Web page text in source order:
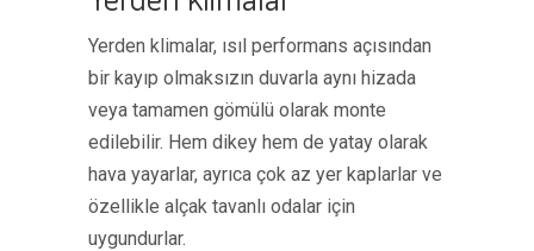
Yerden klimalar, ısıl performans açısından
bir kayıp olmaksızın duvarla aynı hizada
veya tamamen gömülü olarak monte
edilebilir. Hem dikey hem de yatay olarak
hava yayarlar, ayrıca çok az yer kaplarlar ve
özellikle alçak tavanlı odalar için
uygundurlar.